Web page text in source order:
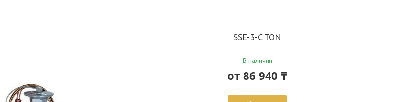
SSE-3-C TON
В наличии
от86 940 ₸